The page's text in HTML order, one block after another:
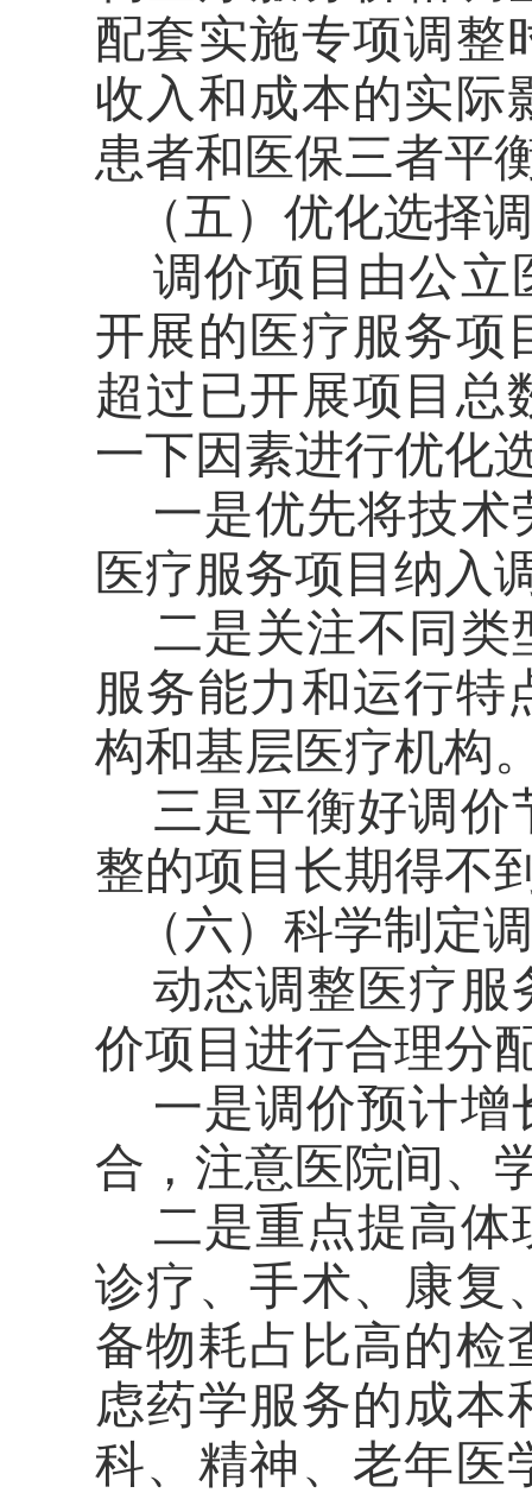
配套实施专项调整
收入和成本的实际
患者和医保三者平
（五）优化选择
调价项目由公立
开展的医疗服务项
超过已开展项目总
一下因素进行优化
一是优先将技术
医疗服务项目纳入
二是关注不同类
服务能力和运行特
构和基层医疗机构
三是平衡好调
整的项目长期得不
（六）科学制定
动态调整医疗服
价项目进行合理分
一是调价预计增
合，注意医院间、
二是重点提高体
诊疗、手术、康复
备物耗占比高的检
虑药学服务的成本
科、精神、老年医